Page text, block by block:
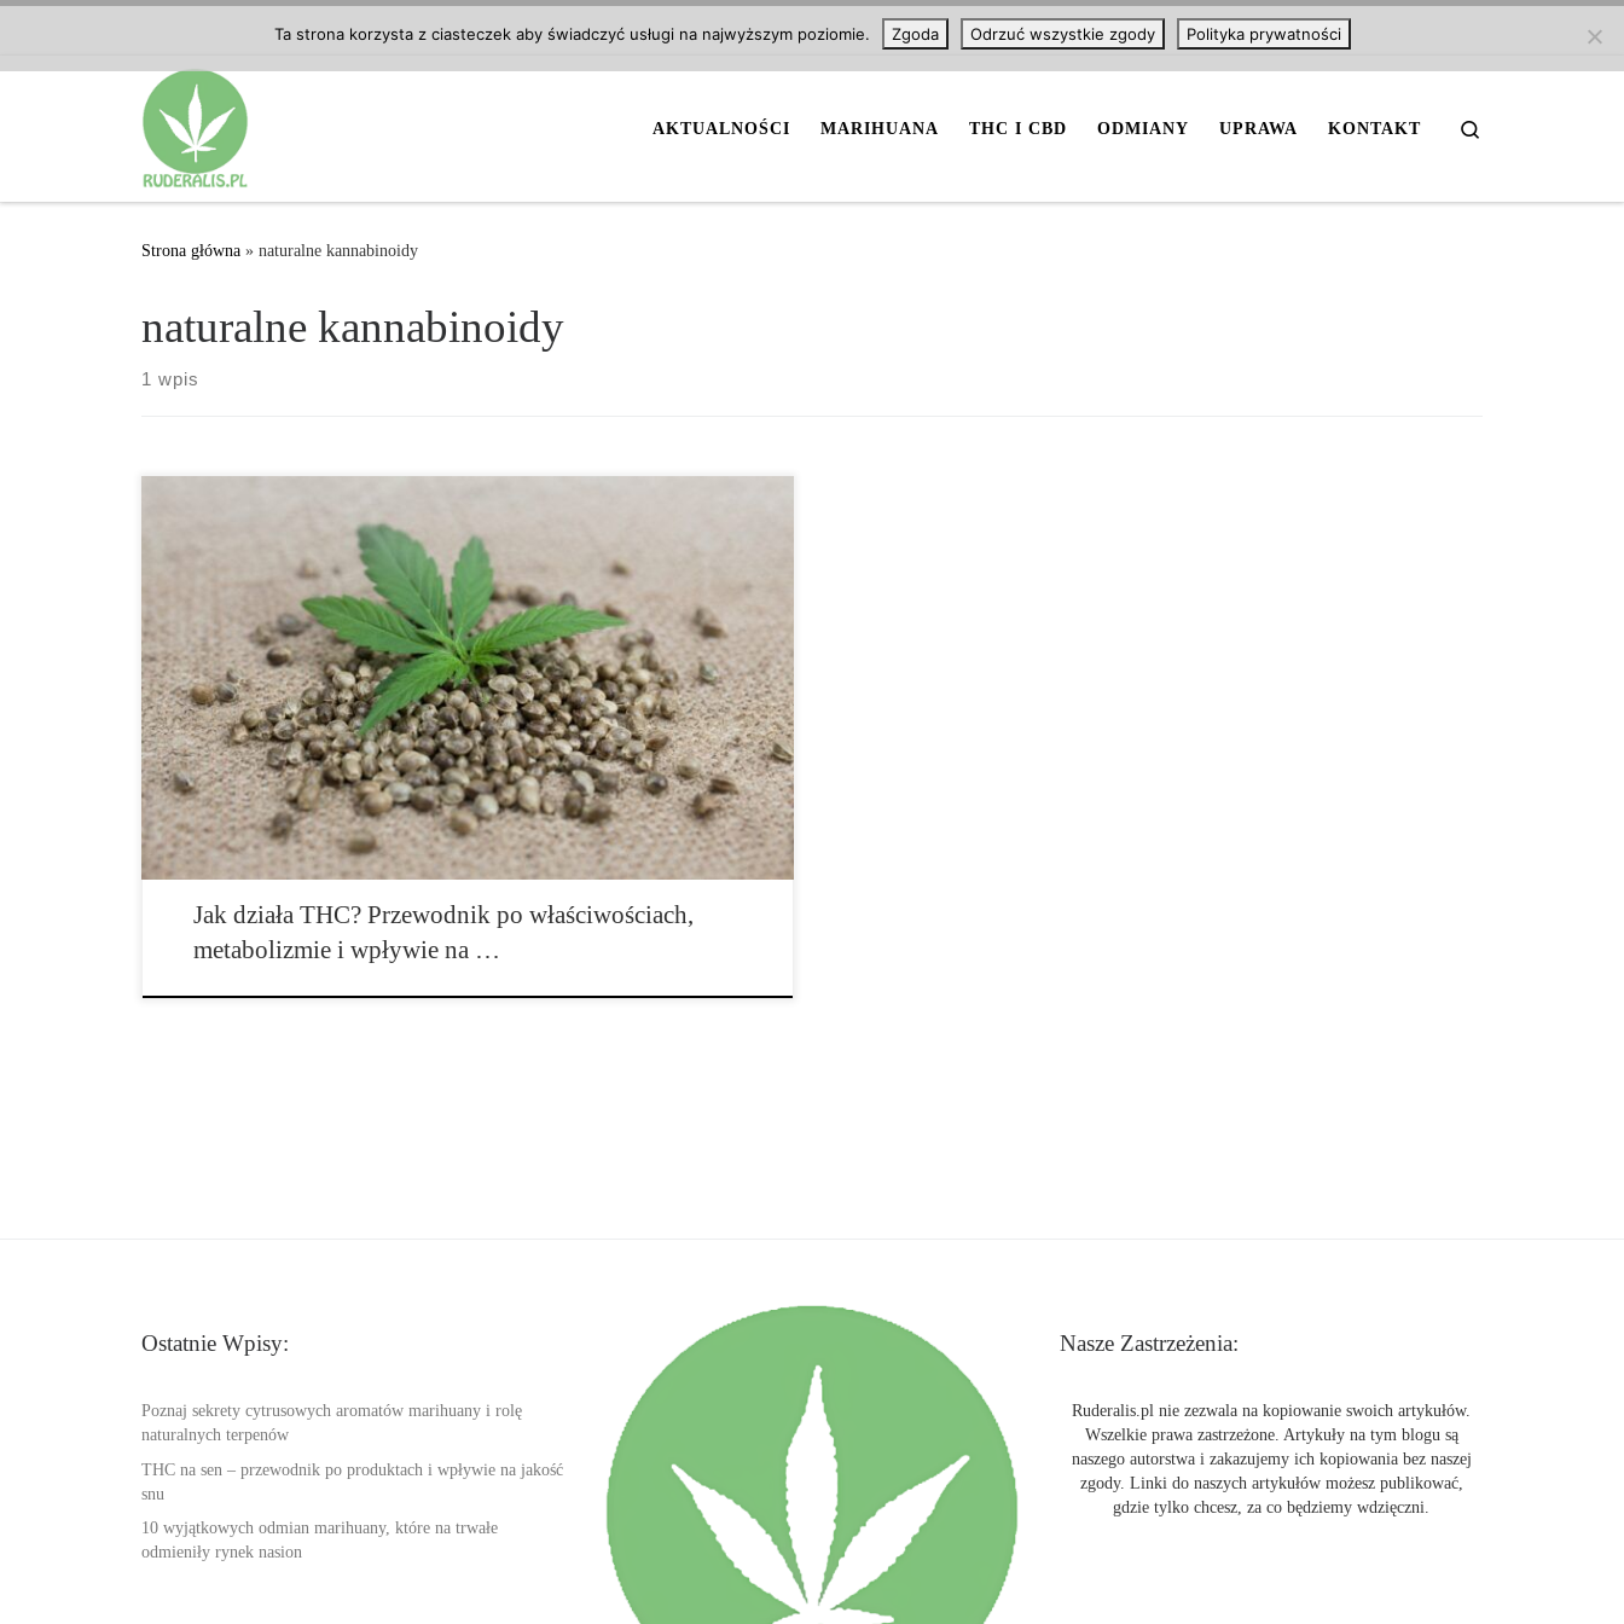
AKTUALNOŚCI MARIHUANA THC I CBD ODMIANY UPRAWA KONTAKT
Strona główna » naturalne kannabinoidy
naturalne kannabinoidy
1 wpis
Co to jest THC? Kompletny przewodnik po najpopularniejszym kannabinoidzie
Wprowadzenie THC jest jednym z najbardziej rozpoznawalnych związków chemicznych
występujących w konopiach i jednocześnie substancją, która od dziesięcioleci wzbudza
ogromne zainteresowanie naukowców, lekarzy, prawników oraz opinii publicznej. Skrót
THC pochodzi od nazwy tetrahydrokannabinol i odnosi się do naturalnego kannabinoidu
obecnego przede […]
Jak działa THC? Przewodnik po właściwościach,
metabolizmie i wpływie na …
Ostatnie Wpisy:
Poznaj sekrety cytrusowych aromatów marihuany i rolę
naturalnych terpenów
THC na sen – przewodnik po produktach i wpływie na jakość
snu
10 wyjątkowych odmian marihuany, które na trwałe
odmieniły rynek nasion
Nasze Zastrzeżenia:
Ruderalis.pl nie zezwala na kopiowanie swoich artykułów.
Wszelkie prawa zastrzeżone. Artykuły na tym blogu są
naszego autorstwa i zakazujemy ich kopiowania bez naszej
zgody. Linki do naszych artykułów możesz publikować,
gdzie tylko chcesz, za co będziemy wdzięczni.
Ta strona korzysta z ciasteczek aby świadczyć usługi na najwyższym poziomie. Zgoda Odrzuć wszystkie zgody Polityka prywatności